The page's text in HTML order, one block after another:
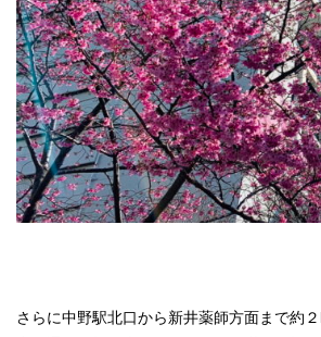
さらに中野駅北口から新井薬師方面まで約